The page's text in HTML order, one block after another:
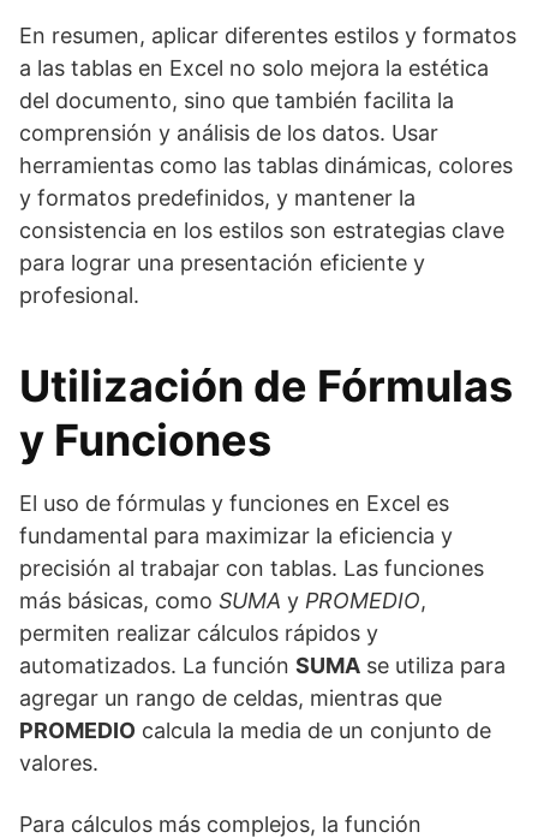
En resumen, aplicar diferentes estilos y formatos
a las tablas en Excel no solo mejora la estética
del documento, sino que también facilita la
comprensión y análisis de los datos. Usar
herramientas como las tablas dinámicas, colores
y formatos predefinidos, y mantener la
consistencia en los estilos son estrategias clave
para lograr una presentación eficiente y
profesional.
Utilización de Fórmulas
y Funciones
El uso de fórmulas y funciones en Excel es
fundamental para maximizar la eficiencia y
precisión al trabajar con tablas. Las funciones
más básicas, como SUMA y PROMEDIO,
permiten realizar cálculos rápidos y
automatizados. La función SUMA se utiliza para
agregar un rango de celdas, mientras que
PROMEDIO calcula la media de un conjunto de
valores.
Para cálculos más complejos, la función